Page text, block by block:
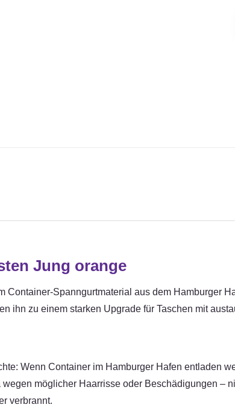
Jung orange
Container-Spanngurtmaterial aus dem Hamburger
ihn zu einem starken Upgrade für Taschen mit
Wenn Container im Hamburger Hafen entladen
möglicher Haarrisse oder Beschädigungen –
verbrannt.